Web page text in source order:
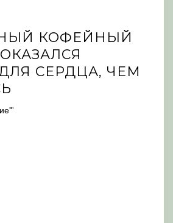
КОФЕЙНЫЙ
СЕРДЦА, ЧЕМ
'